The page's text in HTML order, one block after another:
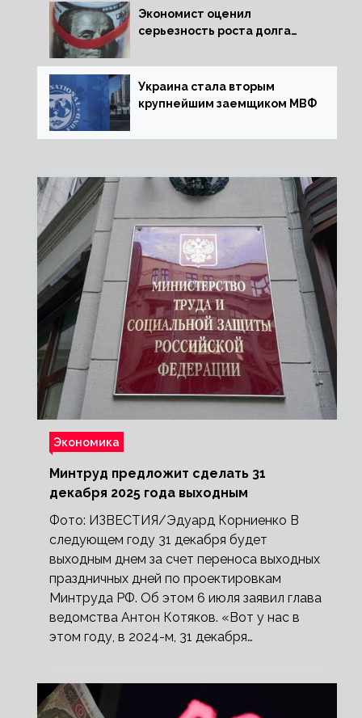
Экономист оценил
серьезность роста долга
Украина стала вторым
крупнейшим заемщиком МВФ
Экономика
Минтруд предложит сделать 31
декабря 2025 года выходным
Фото: ИЗВЕСТИЯ/Эдуард Корниенко В
следующем году 31 декабря будет
выходным днем за счет переноса выходных
праздничных дней по проектировкам
Минтруда РФ. Об этом 6 июля заявил глава
ведомства Антон Котяков. «Вот у нас в
этом году, в 2024-м, 31 декабря…